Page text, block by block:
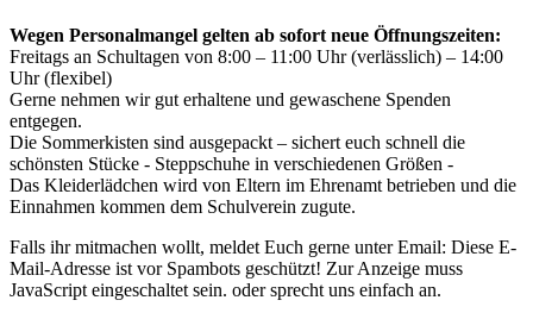
Wegen Personalmangel gelten ab sofort neue Öffnungszeiten:
Freitags an Schultagen von 8:00 – 11:00 Uhr (verlässlich) – 14:00
Uhr (flexibel)
Gerne nehmen wir gut erhaltene und gewaschene Spenden
entgegen.
Die Sommerkisten sind ausgepackt – sichert euch schnell die
schönsten Stücke - Steppschuhe in verschiedenen Größen -
Das Kleiderlädchen wird von Eltern im Ehrenamt betrieben und die
Einnahmen kommen dem Schulverein zugute.
Falls ihr mitmachen wollt, meldet Euch gerne unter Email: Diese E-
Mail-Adresse ist vor Spambots geschützt! Zur Anzeige muss
JavaScript eingeschaltet sein. oder sprecht uns einfach an.